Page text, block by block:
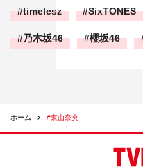
timelesz SixTONES
乃木坂46 櫻坂46
ホーム #東山奈央